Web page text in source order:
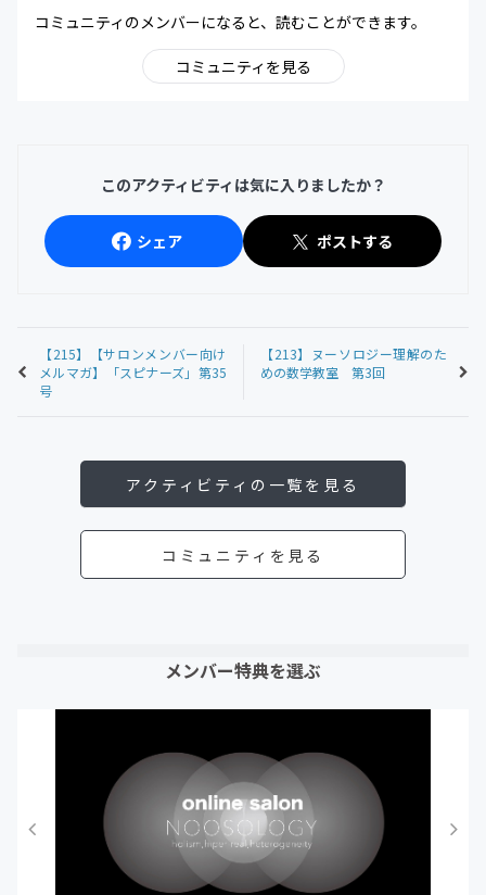
コミュニティのメンバーになると、読むことができます。
コミュニティを見る
このアクティビティは気に入りましたか？
シェア ポストする
【215】【サロンメンバー向け
メルマガ】「スピナーズ」第35
号
【213】ヌーソロジー理解のた
めの数学教室 第3回
アクティビティの一覧を見る
コミュニティを見る
メンバー特典を選ぶ